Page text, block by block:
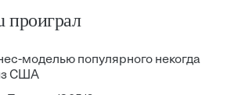
проиграл
моделью популярного некогда
США